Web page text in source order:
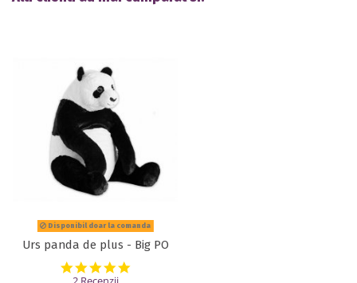
Disponibil doar la comanda
Urs panda de plus - Big PO
5.0 star rating